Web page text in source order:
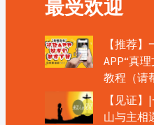
最受欢迎
【推荐
APP“真
教程（请
【见证
山与主相